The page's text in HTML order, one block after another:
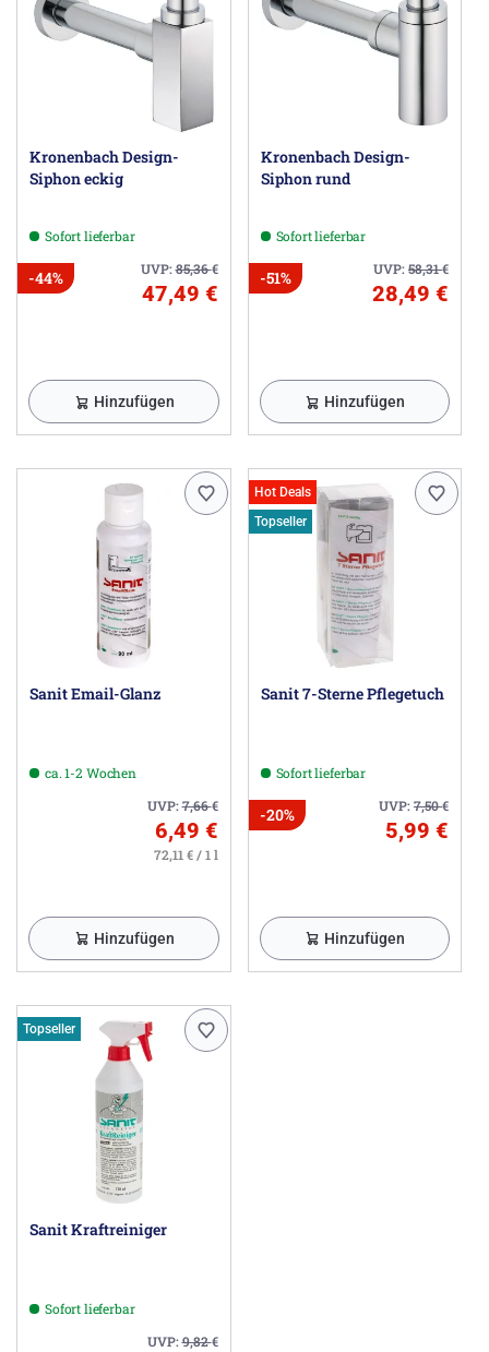
Kronenbach Design-
Siphon eckig
Sofort lieferbar
UVP:85,36€
-44%
47,49 €
Hinzufügen
Kronenbach Design-
Siphon rund
Sofort lieferbar
UVP:58,31€
-51%
28,49 €
Hinzufügen
Sanit Email-Glanz
ca. 1-2 Wochen
UVP:7,66€
6,49 €
72,11 € / 1 l
Hinzufügen
Hot Deals
Topseller
Sanit 7-Sterne Pflegetuch
Sofort lieferbar
UVP:7,50€
-20%
5,99 €
Hinzufügen
Topseller
Sanit Kraftreiniger
Sofort lieferbar
UVP:9,82€